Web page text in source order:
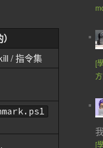
/ 指令集
[
[